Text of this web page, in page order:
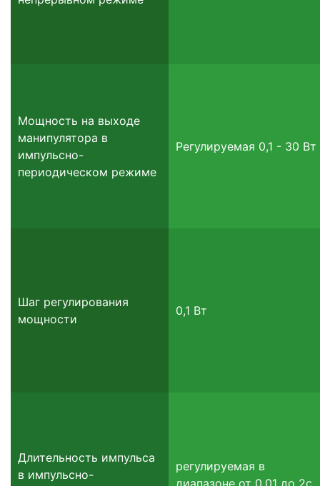
Мощность на выходе
манипулятора в
импульсно-
периодическом режиме
Регулируемая 0,1 - 30 Вт
Шаг регулирования
мощности
0,1 Вт
Длительность импульса
в импульсно-
регулируемая в
диапазоне от 0,01 до 2с